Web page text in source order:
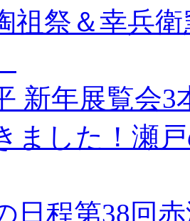
祖祭＆幸兵
新年展覧会3
ました！瀬
日程第38回